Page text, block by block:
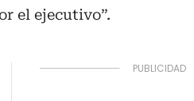
el ejecutivo”.